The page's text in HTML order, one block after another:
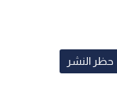
حظر النشر